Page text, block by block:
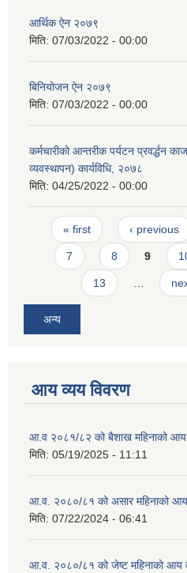
आर्थिक ऐन २०७९
मिति: 07/03/2022 - 00:00
बिनियोजन ऐन २०७९
मिति: 07/03/2022 - 00:00
कर्मचारीको आन्तरीक पर्यटन प्रवर्द्धन
व्यवस्थापन) कार्यविधि, २०७८
मिति: 04/25/2022 - 00:00
Pages
« first ‹ previous
7 8 9
13
अन्य
आय व्यय विवरण
आ.व २०८१/८२ को बैशाख महिनाको आय
मिति: 05/19/2025 - 11:11
आ.व. २०८०/८१ को असार महिनाको आय
मिति: 07/22/2024 - 06:41
आ.व. २०८०/८१ को जेष्ट महिनाको आय